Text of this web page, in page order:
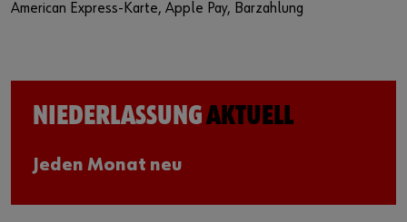
American Express-Karte, Apple Pay, Barzahlung
NIEDERLASSUNGAKTUELL
Jeden Monat neu